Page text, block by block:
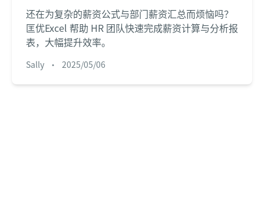
还在为复杂的薪资公式与部门薪资汇总而烦恼吗？
匡优Excel 帮助 HR 团队快速完成薪资计算与分析报
表，大幅提升效率。
Sally • 2025/05/06